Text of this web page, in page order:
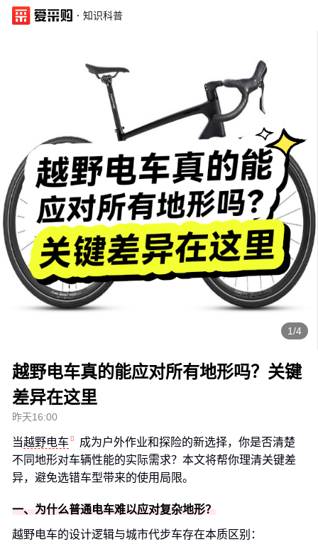
· 知识科普
1/4
越野电车真的能应对所有地形吗？关键
差异在这里
昨天16:00
当越野电车
成为户外作业和探险的新选择，你是否清楚
不同地形对车辆性能的实际需求？本文将帮你理清关键差
异，避免选错车型带来的使用局限。
一、为什么普通电车难以应对复杂地形？
越野电车的设计逻辑与城市代步车存在本质区别：